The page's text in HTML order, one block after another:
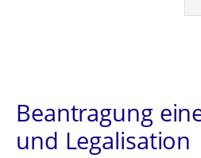
Beantragung
und Legalisation